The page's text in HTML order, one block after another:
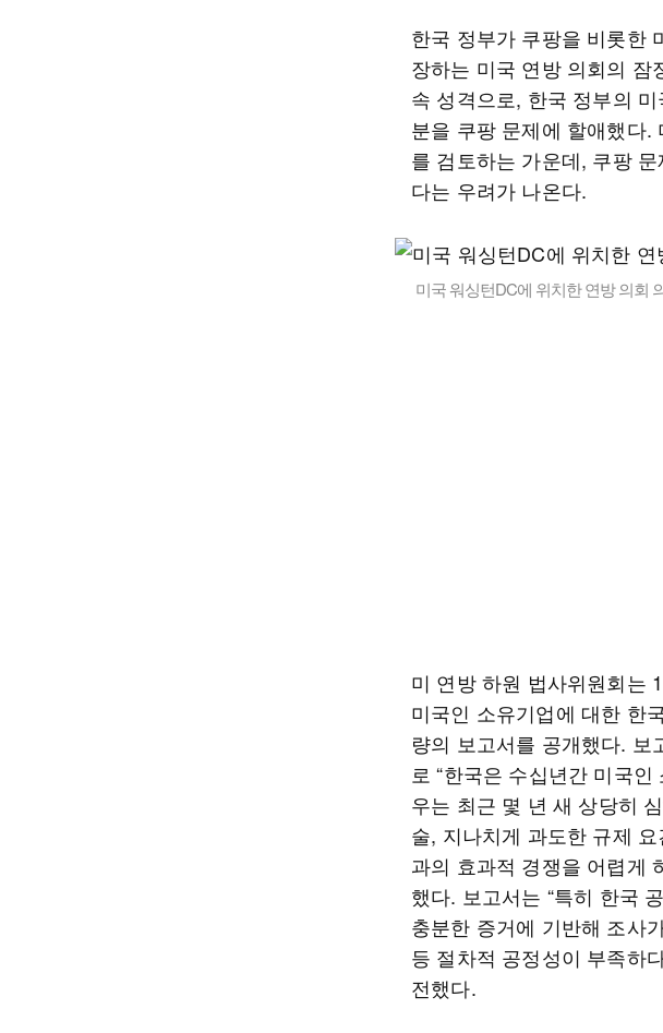
한국 정부가 쿠팡을 비롯한
장하는 미국 연방 의회의 잠
속 성격으로, 한국 정부의
분을 쿠팡 문제에 할애했다
를 검토하는 가운데, 쿠팡
다는 우려가 나온다.
미국 워싱턴DC에 위치한 연방 의회
미 연방 하원 법사위원회는
미국인 소유기업에 대한 한
량의 보고서를 공개했다. 보
로 “한국은 수십년간 미국
우는 최근 몇 년 새 상당히
술, 지나치게 과도한 규제
과의 효과적 경쟁을 어렵게
했다. 보고서는 “특히 한국
충분한 증거에 기반해 조사
등 절차적 공정성이 부족하
전했다.